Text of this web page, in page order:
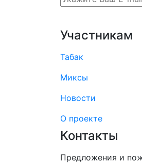
Участникам
Табак
Миксы
Новости
О проекте
Контакты
Предложения и